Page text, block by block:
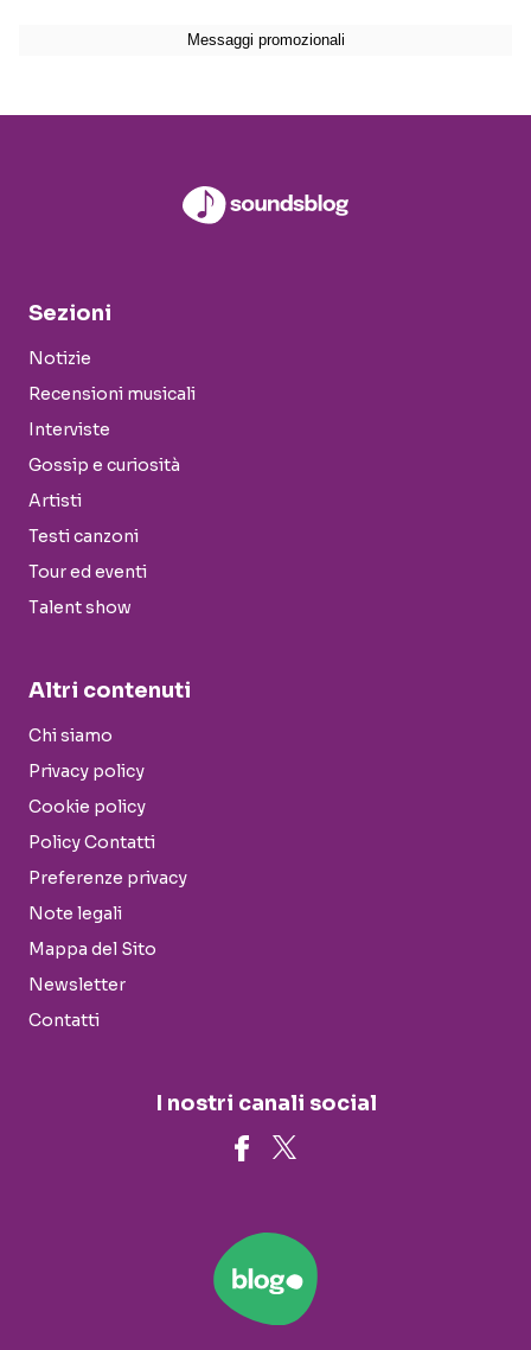
Sezioni
Notizie
Recensioni musicali
Interviste
Gossip e curiosità
Artisti
Testi canzoni
Tour ed eventi
Talent show
Altri contenuti
Chi siamo
Privacy policy
Cookie policy
Policy Contatti
Preferenze privacy
Note legali
Mappa del Sito
Newsletter
Contatti
I nostri canali social